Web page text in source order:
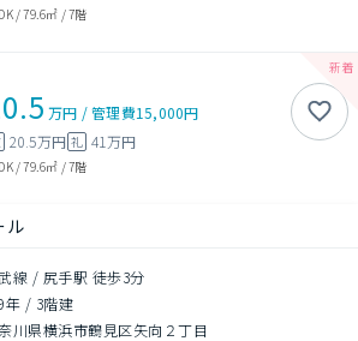
/79.6㎡ /7階
万円 /管理費15,000円
20.5万円 礼 41万円
/79.6㎡ /7階
ル
線 / 尻手駅 徒歩3分
年 / 3階建
川県横浜市鶴見区矢向２丁目